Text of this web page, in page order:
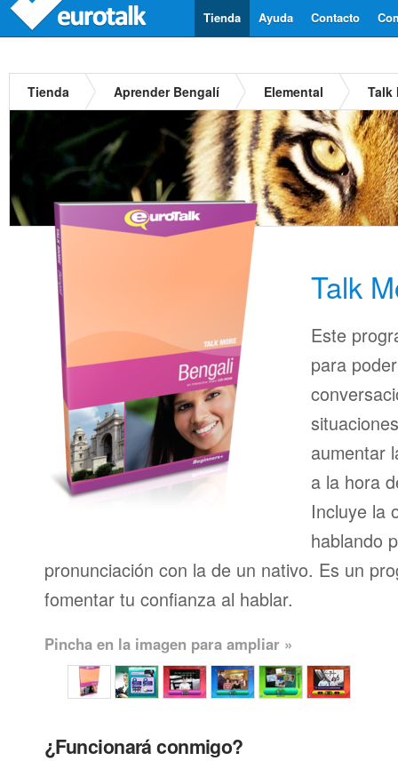
Contacto
Ayuda
Tienda
Tienda Aprender Bengalí Elemental Talk
Talk
Este
para
aumentar
a la hora
Incluye la
hablando
pronunciación con la de un nativo. Es un
fomentar tu confianza al hablar.
Pincha en la imagen para ampliar »
¿Funcionará conmigo?